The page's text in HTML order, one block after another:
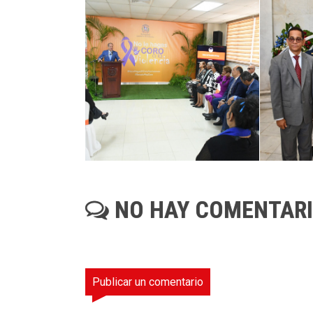
NO HAY
Publicar un comentario